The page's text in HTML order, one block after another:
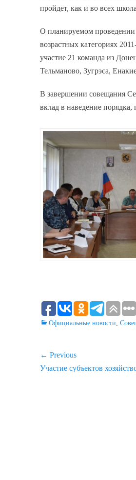
пройдет, как и во всех
О планируемом
возрастных категориях
участие 21 команда из
Тельманово, Зугрэса,
В завершении совещания
вклад в наведение
Categories
Официальные новости
Навигация
по
← Previous
Previous
Участие субъектов